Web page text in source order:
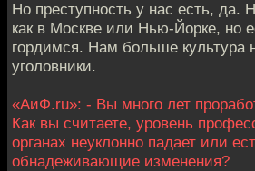
Но преступность у нас есть, да.
как в Москве или Нью-Йорке, но
гордимся. Нам больше культура
уголовники.
«АиФ.ru»: - Вы много лет
Как вы считаете, уровень
органах неуклонно падает или
обнадеживающие изменения?